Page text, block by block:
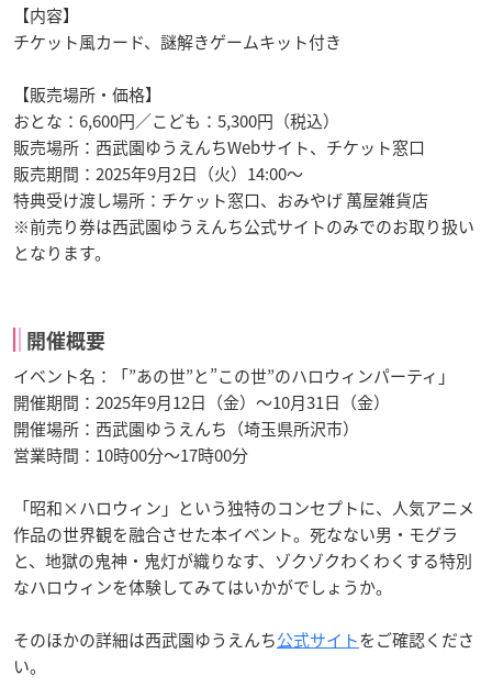
【内容】
チケット風カード、謎解きゲームキット付き
【販売場所・価格】
おとな：6,600円／こども：5,300円（税込）
販売場所：西武園ゆうえんちWebサイト、チケット窓口
販売期間：2025年9月2日（火）14:00～
特典受け渡し場所：チケット窓口、おみやげ 萬屋雑貨店
※前売り券は西武園ゆうえんち公式サイトのみでのお取り扱い
となります。
開催概要
イベント名：「”あの世”と”この世”のハロウィンパーティ」
開催期間：2025年9月12日（金）～10月31日（金）
開催場所：西武園ゆうえんち（埼玉県所沢市）
営業時間：10時00分～17時00分
「昭和×ハロウィン」という独特のコンセプトに、人気アニメ
作品の世界観を融合させた本イベント。死なない男・モグラ
と、地獄の鬼神・鬼灯が織りなす、ゾクゾクわくわくする特別
なハロウィンを体験してみてはいかがでしょうか。
そのほかの詳細は西武園ゆうえんち公式サイトをご確認くださ
い。